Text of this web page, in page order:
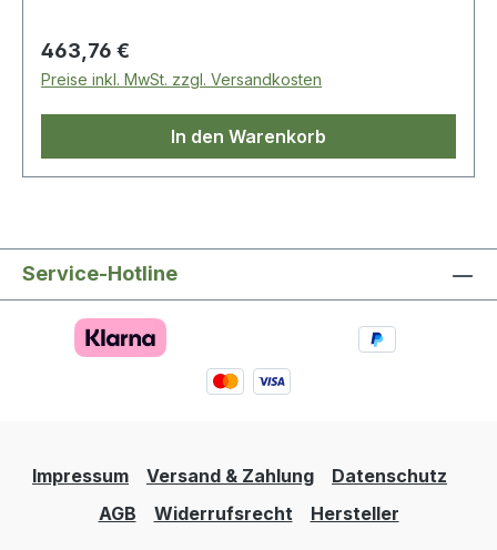
Regulärer Preis:
463,76 €
Preise inkl. MwSt. zzgl. Versandkosten
In den Warenkorb
Service-Hotline
Impressum Versand & Zahlung
Datenschutz
AGB
Widerrufsrecht Hersteller